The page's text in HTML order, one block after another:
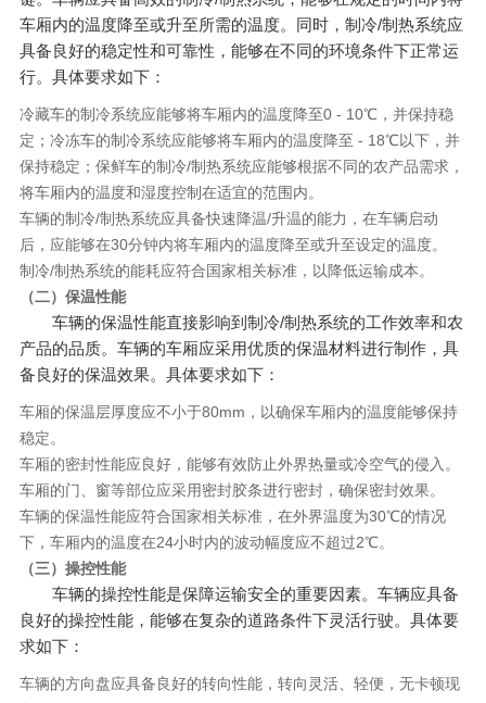
车厢内的温度降至或升至所需的温度。同时，制冷/制热系统应
具备良好的稳定性和可靠性，能够在不同的环境条件下正常运
行。具体要求如下：
冷藏车的制冷系统应能够将车厢内的温度降至0 - 10℃，并保持稳
定；冷冻车的制冷系统应能够将车厢内的温度降至 - 18℃以下，并
保持稳定；保鲜车的制冷/制热系统应能够根据不同的农产品需求，
将车厢内的温度和湿度控制在适宜的范围内。
车辆的制冷/制热系统应具备快速降温/升温的能力，在车辆启动
后，应能够在30分钟内将车厢内的温度降至或升至设定的温度。
制冷/制热系统的能耗应符合国家相关标准，以降低运输成本。
（二）保温性能
车辆的保温性能直接影响到制冷/制热系统的工作效率和农
产品的品质。车辆的车厢应采用优质的保温材料进行制作，具
备良好的保温效果。具体要求如下：
车厢的保温层厚度应不小于80mm，以确保车厢内的温度能够保持
稳定。
车厢的密封性能应良好，能够有效防止外界热量或冷空气的侵入。
车厢的门、窗等部位应采用密封胶条进行密封，确保密封效果。
车辆的保温性能应符合国家相关标准，在外界温度为30℃的情况
下，车厢内的温度在24小时内的波动幅度应不超过2℃。
（三）操控性能
车辆的操控性能是保障运输安全的重要因素。车辆应具备
良好的操控性能，能够在复杂的道路条件下灵活行驶。具体要
求如下：
车辆的方向盘应具备良好的转向性能，转向灵活、轻便，无卡顿现